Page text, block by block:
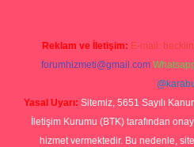
Reklam ve İletişim: E-mail:
forumhizmeti@gmail.com
Yasal Uyarı: Sitemiz, 5651 Sayılı
İletişim Kurumu (BTK) tarafından
hizmet vermektedir. Bu nedenle,